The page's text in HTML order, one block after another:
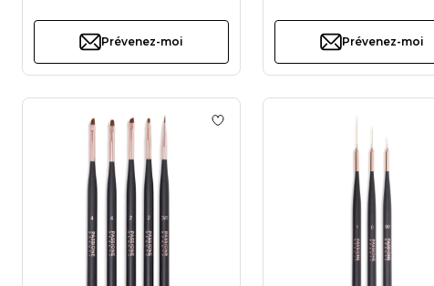
Prévenez-moi Prévenez-moi
Ajouter à la liste de souhaits Set